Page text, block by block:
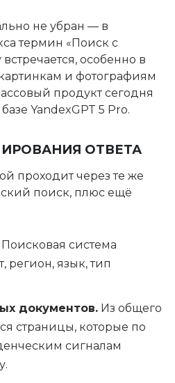
не убран — в
термин «Поиск с
особенно в
и фотографиям
продукт сегодня
YandexGPT 5 Pro.
ОТВЕТА
проходит через те же
поиск, плюс ещё
Поисковая система
регион, язык, тип
документов. Из общего
страницы, которые по
сигналам